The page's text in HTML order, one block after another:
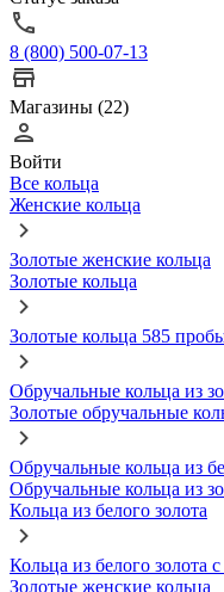
8 (800) 500-07-13
Магазины (22)
Войти
Все кольца
Женские кольца
Золотые женские кольца
Золотые кольца
Золотые кольца 585
Обручальные кольца из
Золотые обручальные
Обручальные кольца из
Обручальные кольца из
Кольца из белого золота
Кольца из белого золота
Золотые женские кольца